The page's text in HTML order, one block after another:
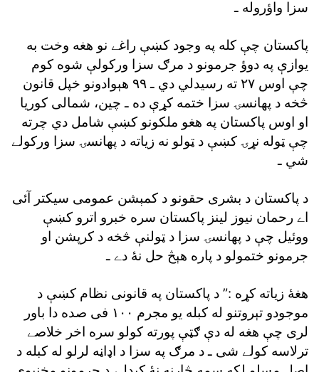
سزا واؤروله ـ
پاکستان چې کله په وجود کښې راغے نو هغه وخت به
يوازې په دوؤ جرمونو د مرګ سزا ورکولې شوه کوم
چې اوس ٢٧ ته رسيدلي دي ـ ٩٩ هېوادونو خپل قانون
څخه د پهانسۍ سزا ختمه کړې ده ـ چين، شمالى کوريا
او اوس پاکستان په هغو ملکونو کښې شامل دي چرته
چې ټوله نړۍ کښې د ټولو نه زياته د پهانسۍ سزا ورکولے
شي ـ
د پاکستان د بشرى حقونو د کمېشن عمومى سيکتر آئى
اے رحمان نيوز لينز پاکستان سره خبرو اترو کښې
ووئيل چې د پهانسۍ سزا د ټولنې څخه د کرپشن او
جرمونو ختمولو د پاره هېڅ حل نۀ دے ـ
هغۀ زياته کړه :” د پاکستان په قانونى نظام کښې د
موجودو تېروتنو له کبله يو مجرم ١٠٠ فى صده دا باور
لرى چې هغه له دې ګټې پورته کولو سره اخر خلاصے
ترلاسه کولے شى ـ د مرګ په سزا د اډاڼه لرلو له کبله د